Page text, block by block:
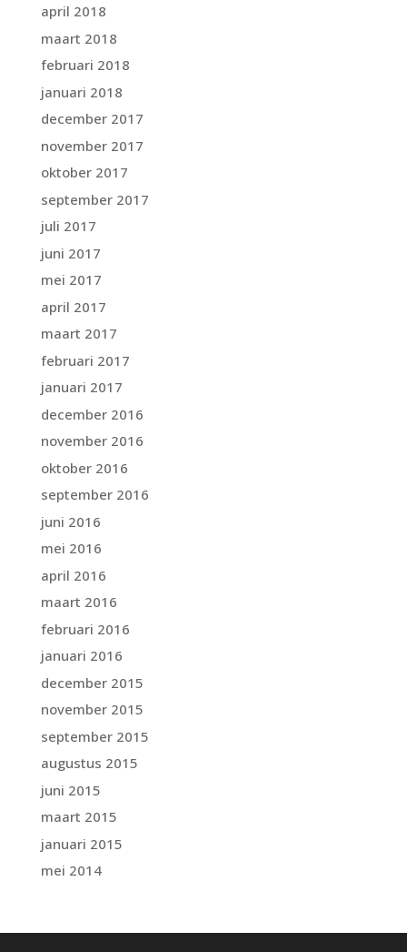
april 2018
maart 2018
februari 2018
januari 2018
december 2017
november 2017
oktober 2017
september 2017
juli 2017
juni 2017
mei 2017
april 2017
maart 2017
februari 2017
januari 2017
december 2016
november 2016
oktober 2016
september 2016
juni 2016
mei 2016
april 2016
maart 2016
februari 2016
januari 2016
december 2015
november 2015
september 2015
augustus 2015
juni 2015
maart 2015
januari 2015
mei 2014